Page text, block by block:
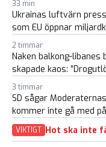
33 min
Ukrainas luftvärn
som EU öppnar
2 timmar
Naken balkong-
skapade kaos:
3 timmar
SD sågar
kommer inte gå med
VIKTIGT Hot ska inte